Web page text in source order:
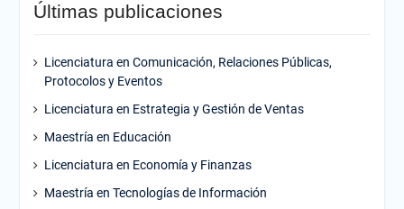
Últimas publicaciones
Licenciatura en Comunicación, Relaciones Públicas,
Protocolos y Eventos
Licenciatura en Estrategia y Gestión de Ventas
Maestría en Educación
Licenciatura en Economía y Finanzas
Maestría en Tecnologías de Información